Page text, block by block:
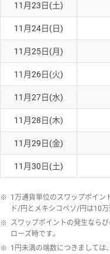
11月23日(土)
11月24日(日)
11月25日(月)
11月26日(火)
11月27日(水)
11月28日(木)
11月29日(金)
11月30日(土)
※ 1万通貨単位のスワップポイン
ド/円とメキシコペソ/円は10万
※ スワップポイントの発生なら
ローズ時です。
※ 1円未満の端数につきましては